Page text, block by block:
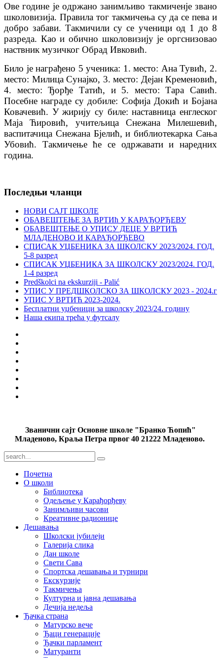
Ове године је oдржано занимљиво такмиченје звано
школовизија. Правила тог тaкмичења су да се пева и
добро забави. Такмичили су се ученици од 1 до 8
разреда. Као и обично школовизију је оргснизовао
наствник музичког Обрад Ивковић.
Било је награђено 5 ученика: 1. место: Ана Тувић, 2.
место: Милица Сунајко, 3. место: Дејан Кременовић,
4. место: Ђорђе Татић, и 5. место: Тара Савић.
Посебне награде су добиле: Софија Докић и Бојана
Ковачевић. У жирију су биле: наставница енглеског
Маја Ћировић, учитељица Снежана Милешевић,
васпитачица Снежана Бјелић, и библиотекарка Сања
Убовић. Такмичење ће се одржавати и наредних
година.
Последњи чланци
НОВИ САЈТ ШКОЛЕ
ОБАВЕШТЕЊЕ ЗА ВРТИћ У КАРАЂОРЂЕВУ
ОБАВЕШТЕЊЕ О УПИСУ ДЕЦЕ У ВРТИЋ
МЛАДЕНОВО И КАРАЂОРЂЕВО
СПИСАК УЏБЕНИКА ЗА ШКОЛСКУ 2023/2024. ГОД.
5-8 разред
СПИСАК УЏБЕНИКА ЗА ШКОЛСКУ 2023/2024. ГОД.
1-4 разред
Predškolci na ekskurziji - Palić
УПИС У ПРЕДШКОЛСКО ЗА ШКОЛСКУ 2023 - 2024.г
УПИС У ВРТИЋ 2023-2024.
Бесплатни уџбеници за школску 2023/24. годину
Наша екипа трећа у футсалу
Званични сајт Основне школе "Бранко Ћопић"
Младеново, Краља Петра првог 40 21222 Младеново.
Почетна
О школи
Библиотека
Одељење у Карађорђеву
Занимљиви часови
Креативне радионице
Дешавања
Школски јубилеји
Галерија слика
Дан школе
Свети Сава
Спортска дешавања и турнири
Екскурзије
Такмичења
Културна и јавна дешавања
Дечија недеља
Ђачка страна
Матурско вече
Ђаци генерације
Ђачки парламент
Матуранти